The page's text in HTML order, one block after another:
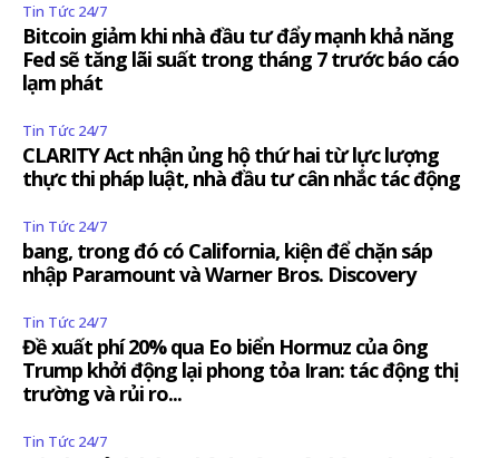
Tin Tức 24/7
Bitcoin giảm khi nhà đầu tư đẩy mạnh khả năng
Fed sẽ tăng lãi suất trong tháng 7 trước báo cáo
lạm phát
Tin Tức 24/7
CLARITY Act nhận ủng hộ thứ hai từ lực lượng
thực thi pháp luật, nhà đầu tư cân nhắc tác động
Tin Tức 24/7
bang, trong đó có California, kiện để chặn sáp
nhập Paramount và Warner Bros. Discovery
Tin Tức 24/7
Đề xuất phí 20% qua Eo biển Hormuz của ông
Trump khởi động lại phong tỏa Iran: tác động thị
trường và rủi ro...
Tin Tức 24/7